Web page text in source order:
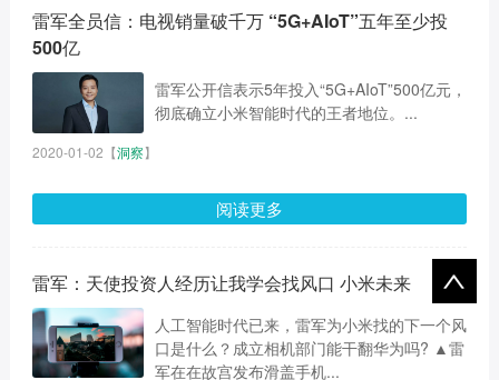
雷军全员信：电视销量破千万 “5G+AIoT”五年至少投
500亿
雷军公开信表示5年投入“5G+AIoT”500亿元，
彻底确立小米智能时代的王者地位。...
2020-01-02 【洞察】
阅读更多
雷军：天使投资人经历让我学会找风口 小米未来
人工智能时代已来，雷军为小米找的下一个风
口是什么？成立相机部门能干翻华为吗? ▲雷
军在在故宫发布滑盖手机...